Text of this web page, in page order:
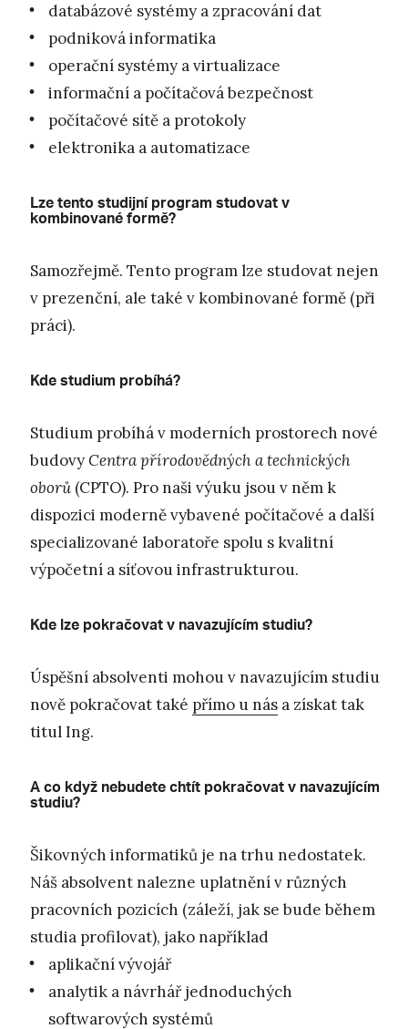
databázové systémy a zpracování dat
podniková informatika
operační systémy a virtualizace
informační a počítačová bezpečnost
počítačové sítě a protokoly
elektronika a automatizace
Lze tento studijní program studovat v
kombinované formě?
Samozřejmě. Tento program lze studovat nejen
v prezenční, ale také v kombinované formě (při
práci).
Kde studium probíhá?
Studium probíhá v moderních prostorech nové
budovyCentra přírodovědných a technických
oborů (CPTO). Pro naši výuku jsou v něm k
dispozici moderně vybavené počítačové a další
specializované laboratoře spolu s kvalitní
výpočetní a síťovou infrastrukturou.
Kde lze pokračovat v navazujícím studiu?
Úspěšní absolventi mohou v navazujícím studiu
nově pokračovat také přímo u nás a získat tak
titul Ing.
A co když nebudete chtít pokračovat v navazujícím
studiu?
Šikovných informatiků je na trhu nedostatek.
Náš absolvent nalezne uplatnění v různých
pracovních pozicích (záleží, jak se bude během
studia profilovat), jako například
aplikační vývojář
analytik a návrhář jednoduchých
softwarových systémů